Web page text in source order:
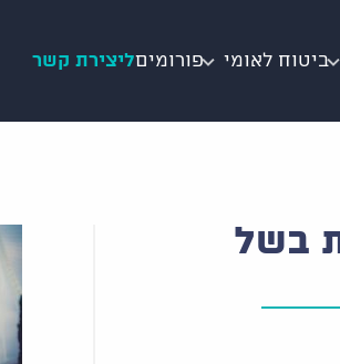
ביטוח לאומי פורומיםליצירת קשר
בשל